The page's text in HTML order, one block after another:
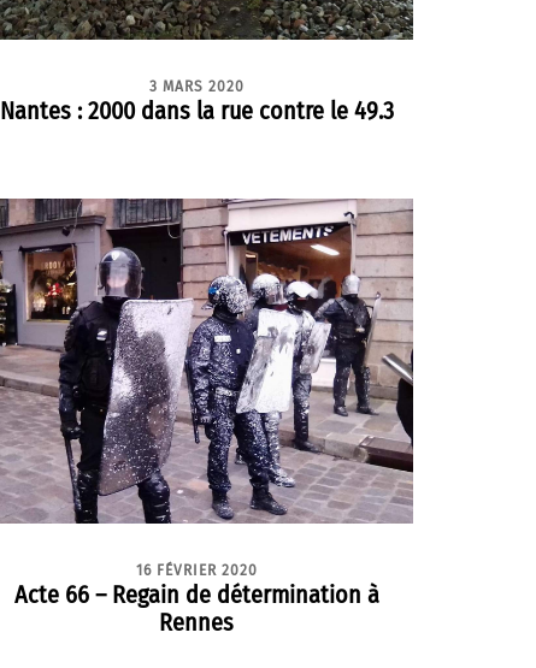
3 MARS 2020
Nantes : 2000 dans la rue contre le 49.3
16 FÉVRIER 2020
Acte 66 – Regain de détermination à
Rennes